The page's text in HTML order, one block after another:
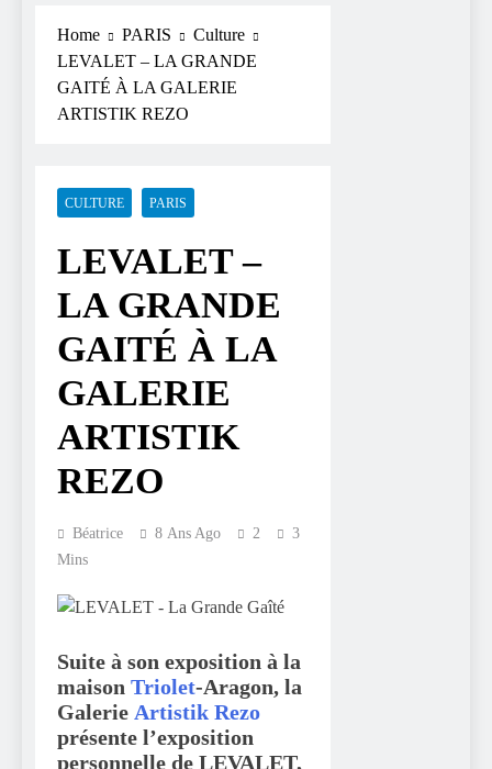
Home PARIS
Culture
LEVALET – LA GRANDE
GAITÉ À LA GALERIE
ARTISTIK REZO
CULTURE PARIS
LEVALET –
LA GRANDE
GAITÉ À LA
GALERIE
ARTISTIK
REZO
Béatrice 8 Ans Ago 2
3
Mins
Suite à son exposition à la
maison Triolet-Aragon, la
Galerie Artistik Rezo
présente l’exposition
personnelle de LEVALET,